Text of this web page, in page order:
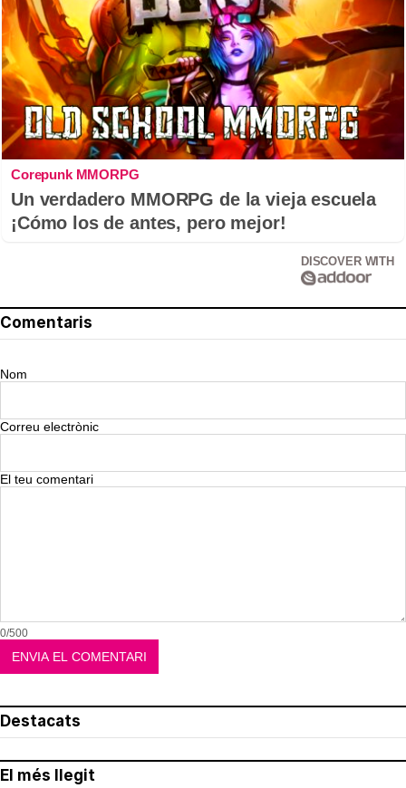
Corepunk MMORPG
Un verdadero MMORPG de la vieja escuela
¡Cómo los de antes, pero mejor!
DISCOVER WITH
Comentaris
Nom
Correu electrònic
El teu comentari
0/500
Destacats
El més llegit